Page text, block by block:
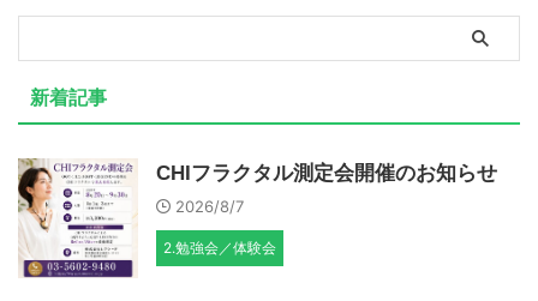
新着記事
CHIフラクタル測定会開催のお知らせ
2026/8/7
2.勉強会／体験会